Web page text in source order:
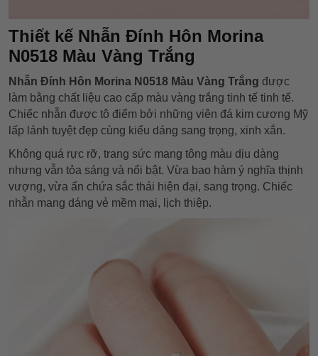
Thiết kế Nhẫn Đính Hôn Morina
N0518 Màu Vàng Trắng
Nhẫn Đính Hôn Morina N0518 Màu Vàng Trắng được
làm bằng chất liệu cao cấp màu vàng trắng tinh tế tinh tế.
Chiếc nhẫn được tô điểm bởi những viên đá kim cương Mỹ
lấp lánh tuyệt đẹp cùng kiểu dáng sang trọng, xinh xắn.
Không quá rực rỡ, trang sức mang tông màu dịu dàng
nhưng vẫn tỏa sáng và nổi bật. Vừa bao hàm ý nghĩa thịnh
vượng, vừa ẩn chứa sắc thái hiện đại, sang trọng. Chiếc
nhẫn mang dáng vẻ mềm mại, lịch thiệp.